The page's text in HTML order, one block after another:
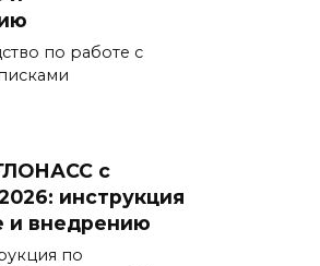
по работе с
с
инструкция
и внедрению
по